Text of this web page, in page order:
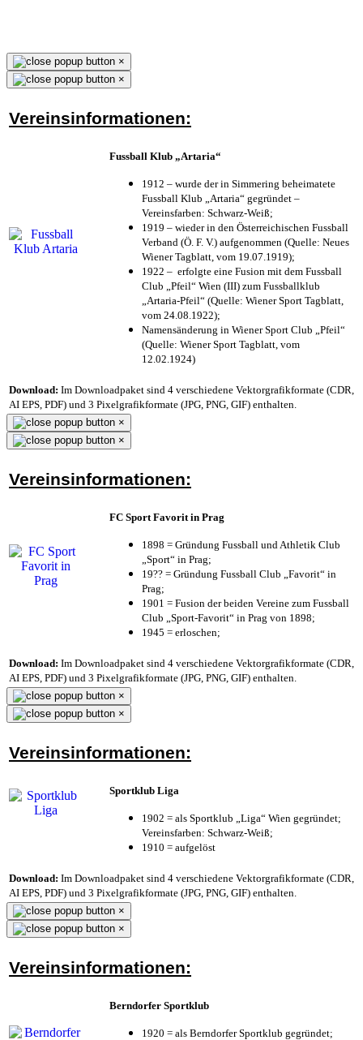
×
×
Vereinsinformationen:
Fussball Klub „Artaria“
1912 – wurde der in Simmering beheimatete
Fussball Klub „Artaria“ gegründet –
Vereinsfarben: Schwarz-Weiß;
1919 – wieder in den Österreichischen Fussball
Verband (Ö. F. V.) aufgenommen (Quelle: Neues
Wiener Tagblatt, vom 19.07.1919);
1922 – erfolgte eine Fusion mit dem Fussball
Club „Pfeil“ Wien (III) zum Fussballklub
„Artaria-Pfeil“ (Quelle: Wiener Sport Tagblatt,
vom 24.08.1922);
Namensänderung in Wiener Sport Club „Pfeil“
(Quelle: Wiener Sport Tagblatt, vom
12.02.1924)
Download: Im Downloadpaket sind 4 verschiedene Vektorgrafikformate (CDR,
AI EPS, PDF) und 3 Pixelgrafikformate (JPG, PNG, GIF) enthalten.
×
×
Vereinsinformationen:
FC Sport Favorit in Prag
1898 = Gründung Fussball und Athletik Club
„Sport“ in Prag;
19?? = Gründung Fussball Club „Favorit“ in
Prag;
1901 = Fusion der beiden Vereine zum Fussball
Club „Sport-Favorit“ in Prag von 1898;
1945 = erloschen;
Download: Im Downloadpaket sind 4 verschiedene Vektorgrafikformate (CDR,
AI EPS, PDF) und 3 Pixelgrafikformate (JPG, PNG, GIF) enthalten.
×
×
Vereinsinformationen:
Sportklub Liga
1902 = als Sportklub „Liga“ Wien gegründet;
Vereinsfarben: Schwarz-Weiß;
1910 = aufgelöst
Download: Im Downloadpaket sind 4 verschiedene Vektorgrafikformate (CDR,
AI EPS, PDF) und 3 Pixelgrafikformate (JPG, PNG, GIF) enthalten.
×
×
Vereinsinformationen:
Berndorfer Sportklub
1920 = als Berndorfer Sportklub gegründet;